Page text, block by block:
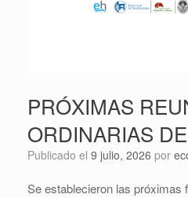
PRÓXIMAS
ORDINARIAS
Publicado el 9 julio, 2026 por
Se establecieron las próximas